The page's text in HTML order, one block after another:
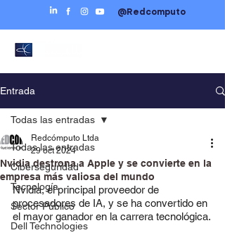
@Redcomputo
Entrada
Todas las entradas
Ciberseguridad
Tecnología
Sector Público
Dell Technologies
Todas las entradas
Nvidia destrona a Apple y se convierte en la
empresa más valiosa del mundo
Redcómputo Ltda
29 oct 2024
Nvidia, el principal proveedor de
procesadores de IA, y se ha convertido en
el mayor ganador en la carrera tecnológica.